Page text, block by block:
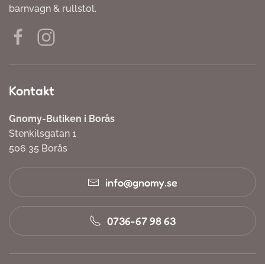
barnvagn & rullstol.
Kontakt
Gnomy-Butiken i Borås
Stenkilsgatan 1
506 35 Borås
info@gnomy.se
0736-67 98 63